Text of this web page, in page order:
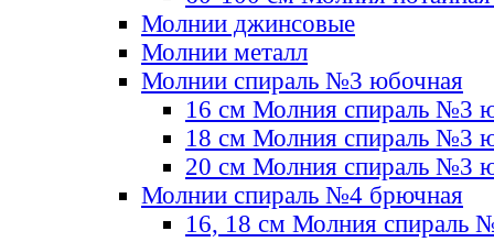
Молнии джинсовые
Молнии металл
Молнии спираль №3 юбочная
16 см Молния спираль №3
18 см Молния спираль №3
20 см Молния спираль №3
Молнии спираль №4 брючная
16, 18 см Молния спираль